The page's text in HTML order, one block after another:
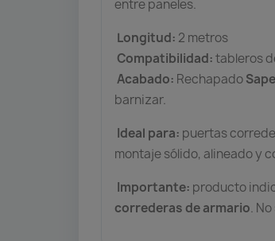
entre paneles.
Longitud: 2 metros
Compatibilidad:tableros
Acabado: Rechapado
barnizar.
Ideal para: puertas
montaje sólido, alineado y
Importante: producto
correderas de armario.